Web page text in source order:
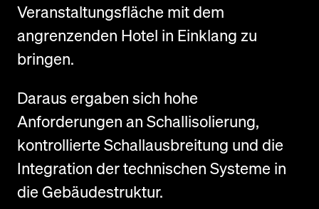
Veranstaltungsfläche mit dem
angrenzenden Hotel in Einklang zu
bringen.
Daraus ergaben sich hohe
Anforderungen an Schallisolierung,
kontrollierte Schallausbreitung und die
Integration der technischen Systeme in
die Gebäudestruktur.